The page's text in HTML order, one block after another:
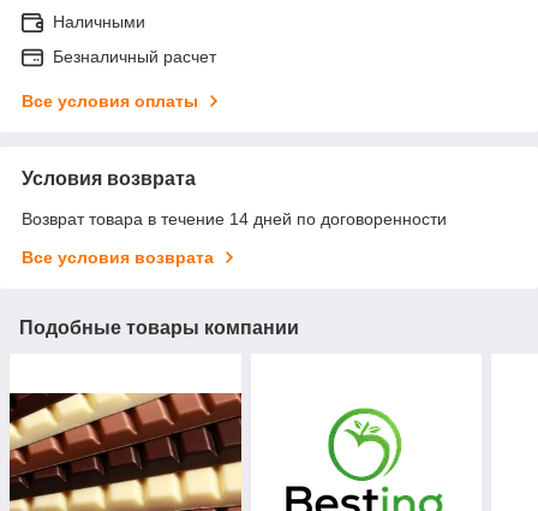
Наличными
Безналичный расчет
Все условия оплаты
Условия возврата
Возврат товара в течение 14 дней по договоренности
Все условия возврата
Подобные товары компании